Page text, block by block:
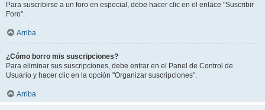
Para suscribirse a un foro en especial, debe hacer clic en el enlace "Suscribir
Foro".
Arriba
¿Cómo borro mis suscripciones?
Para eliminar sus suscripciones, debe entrar en el Panel de Control de
Usuario y hacer clic en la opción "Organizar suscripciones".
Arriba